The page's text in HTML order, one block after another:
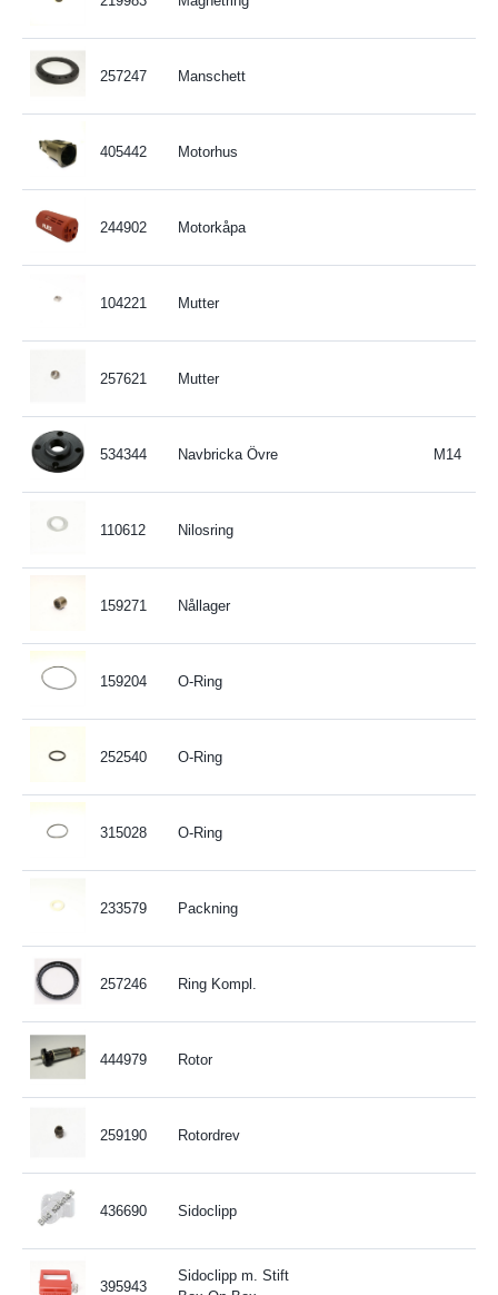
257247 Manschett
405442 Motorhus
244902 Motorkåpa
104221 Mutter
257621 Mutter
534344 Navbricka Övre M14
110612 Nilosring
159271 Nållager
159204 O-Ring
252540 O-Ring
315028 O-Ring
233579 Packning
257246 Ring Kompl.
444979 Rotor
259190 Rotordrev
436690 Sidoclipp
395943
Sidoclipp m. Stift